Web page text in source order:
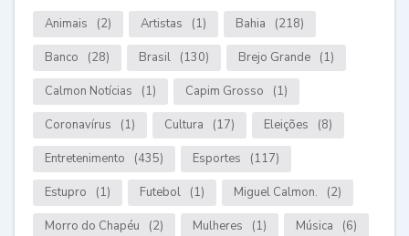
Animais (2) Artistas (1) Bahia (218)
Banco (28) Brasil (130) Brejo Grande (1)
Calmon Notícias (1) Capim Grosso (1)
Coronavírus (1) Cultura (17) Eleições (8)
Entretenimento (435) Esportes (117)
Estupro (1) Futebol (1) Miguel Calmon. (2)
Morro do Chapéu (2) Mulheres (1) Música (6)